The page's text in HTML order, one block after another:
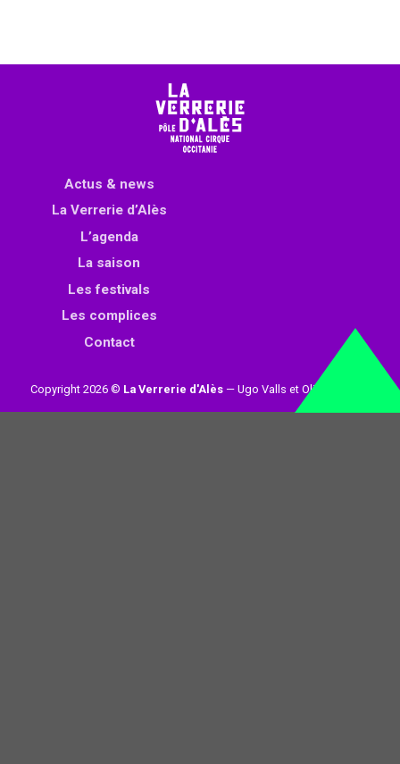
Actus & news
La Verrerie d’Alès
L’agenda
La saison
Les festivals
Les complices
Contact
Copyright 2026 © La Verrerie d'Alès— Ugo Valls et Olivier Loynet